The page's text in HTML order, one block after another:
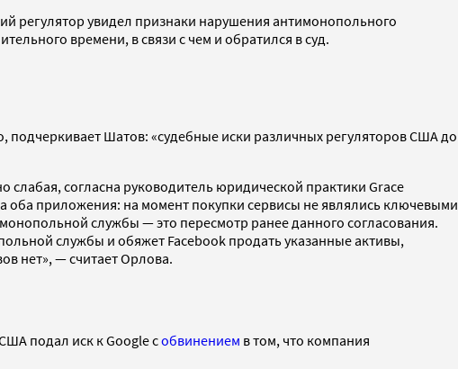
регулятор увидел признаки нарушения антимонопольного
времени, в связи с чем и обратился в суд.
Шатов: «судебные иски различных регуляторов США до
согласна руководитель юридической практики Grace
оба приложения: на момент покупки сервисы не являлись ключевыми
службы — это пересмотр ранее данного согласования.
службы и обяжет Facebook продать указанные активы,
нет», — считает Орлова.
подал иск к Google собвинением в том, что компания